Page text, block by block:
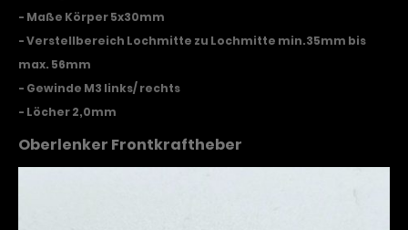
- Maße Körper 5x30mm
- Verstellbereich Lochmitte zu Lochmitte min.35mm bis
max. 56mm
- Gewinde M3 links/ rechts
- Löcher 2,0mm
Oberlenker Frontkraftheber